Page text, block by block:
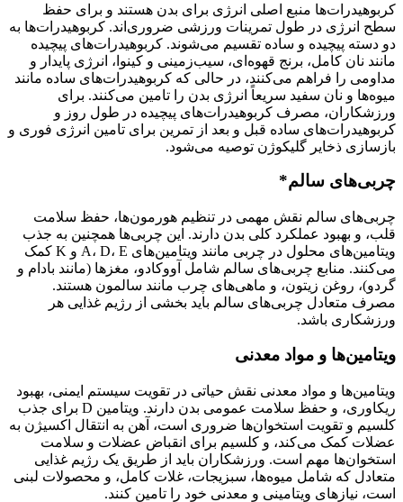
کربوهیدرات‌ها منبع اصلی انرژی برای بدن هستند و برای حفظ
سطح انرژی در طول تمرینات ورزشی ضروری‌اند. کربوهیدرات‌ها به
دو دسته پیچیده و ساده تقسیم می‌شوند. کربوهیدرات‌های پیچیده
مانند نان کامل، برنج قهوه‌ای، سیب‌زمینی و کینوا، انرژی پایدار و
مداومی را فراهم می‌کنند، در حالی که کربوهیدرات‌های ساده مانند
میوه‌ها و نان سفید سریعاً انرژی بدن را تامین می‌کنند. برای
ورزشکاران، مصرف کربوهیدرات‌های پیچیده در طول روز و
کربوهیدرات‌های ساده قبل و بعد از تمرین برای تامین انرژی فوری و
بازسازی ذخایر گلیکوژن توصیه می‌شود.
چربی‌های سالم*
چربی‌های سالم نقش مهمی در تنظیم هورمون‌ها، حفظ سلامت
قلب، و بهبود عملکرد کلی بدن دارند. این چربی‌ها همچنین به جذب
ویتامین‌های محلول در چربی مانند ویتامین‌های A، D، E و K کمک
می‌کنند. منابع چربی‌های سالم شامل آووکادو، مغزها (مانند بادام و
گردو)، روغن زیتون، و ماهی‌های چرب مانند سالمون هستند.
مصرف متعادل چربی‌های سالم باید بخشی از رژیم غذایی هر
ورزشکاری باشد.
ویتامین‌ها و مواد معدنی
ویتامین‌ها و مواد معدنی نقش حیاتی در تقویت سیستم ایمنی، بهبود
ریکاوری، و حفظ سلامت عمومی بدن دارند. ویتامین D برای جذب
کلسیم و تقویت استخوان‌ها ضروری است، آهن به انتقال اکسیژن به
عضلات کمک می‌کند، و کلسیم برای انقباض عضلات و سلامت
استخوان‌ها مهم است. ورزشکاران باید از طریق یک رژیم غذایی
متعادل که شامل میوه‌ها، سبزیجات، غلات کامل، و محصولات لبنی
است، نیازهای ویتامینی و معدنی خود را تامین کنند.